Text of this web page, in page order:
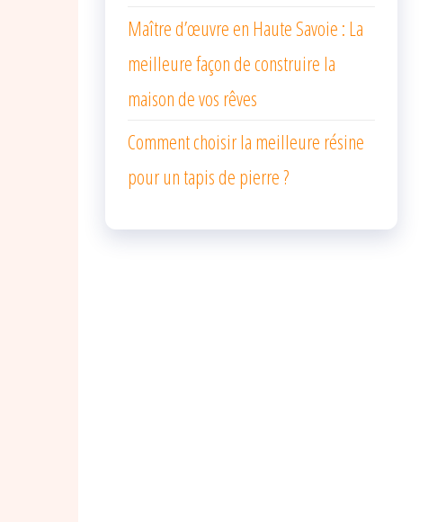
Maître d’œuvre en Haute Savoie : La
meilleure façon de construire la
maison de vos rêves
Comment choisir la meilleure résine
pour un tapis de pierre ?